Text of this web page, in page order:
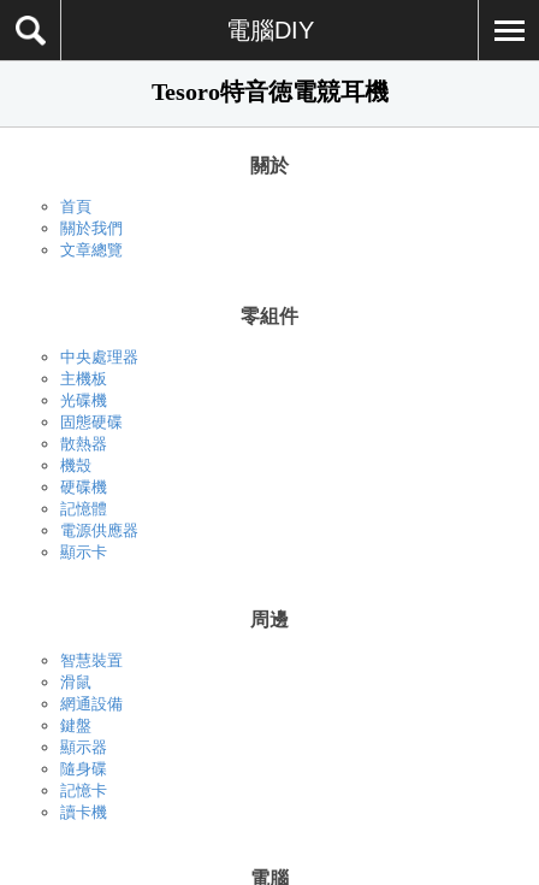
電腦DIY
Tesoro特音徳電競耳機
關於
首頁
關於我們
文章總覽
零組件
中央處理器
主機板
光碟機
固態硬碟
散熱器
機殼
硬碟機
記憶體
電源供應器
顯示卡
周邊
智慧裝置
滑鼠
網通設備
鍵盤
顯示器
隨身碟
記憶卡
讀卡機
電腦